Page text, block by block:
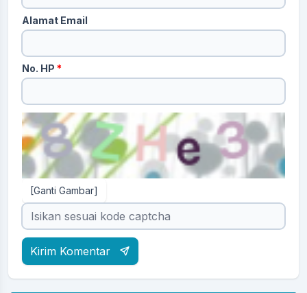
Alamat Email
No. HP *
[Ganti Gambar]
Kirim Komentar